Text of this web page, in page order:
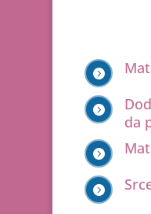


da

